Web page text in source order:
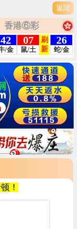
返回
香港⑥彩